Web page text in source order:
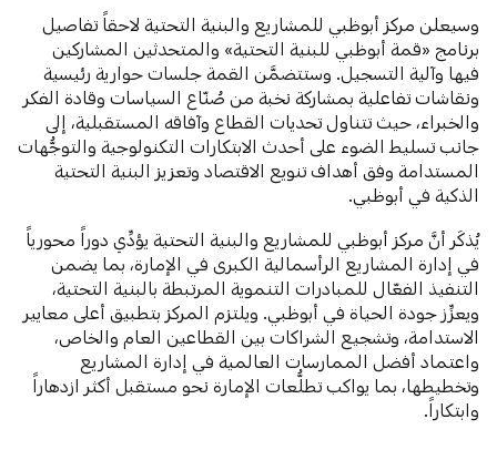
وسيعلن مركز أبوظبي للمشاريع والبنية التحتية لاحقاً تفاصيل
برنامج «قمة أبوظبي للبنية التحتية» والمتحدثين المشاركين
فيها وآلية التسجيل. وستتضمَّن القمة جلسات حوارية رئيسية
ونقاشات تفاعلية بمشاركة نخبة من صُنّاع السياسات وقادة الفكر
والخبراء، حيث تتناول تحديات القطاع وآفاقه المستقبلية، إلى
جانب تسليط الضوء على أحدث الابتكارات التكنولوجية والتوجُّهات
المستدامة وفق أهداف تنويع الاقتصاد وتعزيز البنية التحتية
الذكية في أبوظبي.
يُذكَر أنَّ مركز أبوظبي للمشاريع والبنية التحتية يؤدِّي دوراً محورياً
في إدارة المشاريع الرأسمالية الكبرى في الإمارة، بما يضمن
التنفيذ الفعّال للمبادرات التنموية المرتبطة بالبنية التحتية،
ويعزِّز جودة الحياة في أبوظبي. ويلتزم المركز بتطبيق أعلى معايير
الاستدامة، وتشجيع الشراكات بين القطاعين العام والخاص،
واعتماد أفضل الممارسات العالمية في إدارة المشاريع
وتخطيطها، بما يواكب تطلُّعات الإمارة نحو مستقبل أكثر ازدهاراً
وابتكاراً.